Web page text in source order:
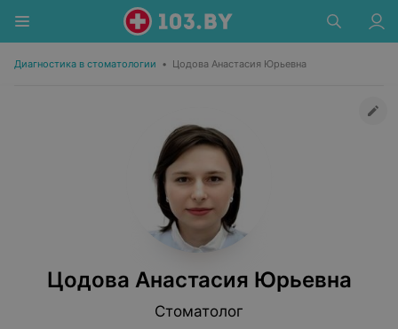
Диагностика в стоматологии • Цодова Анастасия Юрьевна
Цодова Анастасия Юрьевна
Стоматолог